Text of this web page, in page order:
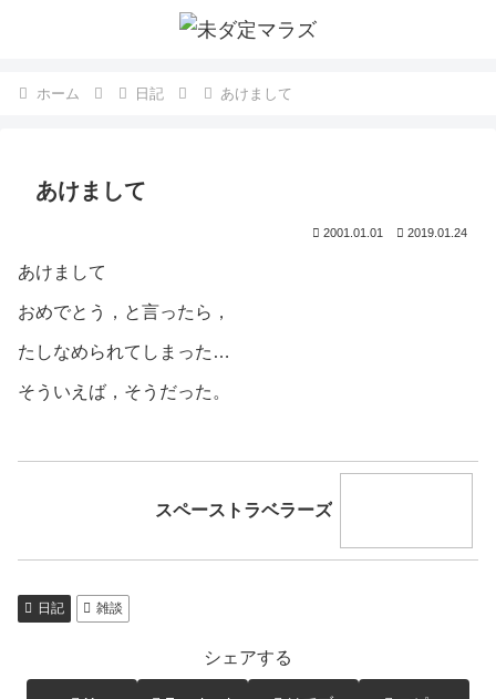
ホーム 日記 あけまして
あけまして
2001.01.01 2019.01.24
あけまして
おめでとう，と言ったら，
たしなめられてしまった…
そういえば，そうだった。
スペーストラベラーズ
日記 雑談
シェアする